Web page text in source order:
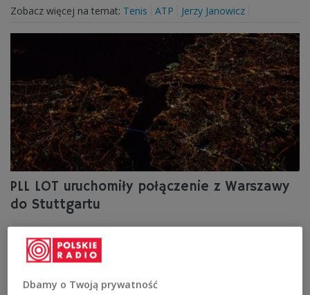
Zobacz więcej na temat: Tenis ATP Jerzy Janowicz
PLL LOT uruchomiły połączenie z Warszawy
do Stuttgartu
PLL LOT wykonały pierwszy bezpośredni rejs z
Warszawy do Stuttgartu - poinformowała spółka. Rejsy
będą wykonywane przez cały tydzień samolotami typu
polskiego przewoźnika w Niemczech.
Dbamy o Twoją prywatność